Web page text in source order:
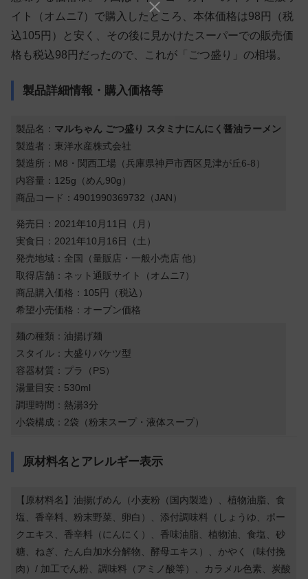
イト（オムニ7）で購入したところ、本体価格は98円（税
込105円）と安く、その後に見かけたスーパーでの販売価
格も税込98円だったので、これが「ごつ盛り」の相場。
製品詳細情報・購入価格等
製品名： マルちゃん ごつ盛り スタミナにんにく醤油ラーメン
製造者：東洋水産株式会社
製造所：M8・関西工場（兵庫県神戸市西区見津が丘6-8）
内容量：125g（めん90g）
商品コード：4901990369732（JAN）
発売日：2021年10月11日（月）
実食日：2021年10月16日（土）
発売地域：全国（量販店・一般小売店 他）
取得店舗：ネット通販サイト（オムニ7）
商品購入価格：105円（税込）
希望小売価格：オープン価格
麺の種類：油揚げ麺
スタイル：大盛りバケツ型
容器材質：プラ（PS）
湯量目安：530ml
調理時間：熱湯3分
小袋構成：2袋（粉末スープ・液体スープ）
原材料名とアレルギー表示
【原材料名】油揚げめん（小麦粉（国内製造）、植物油脂、食
塩、香辛料、粉末野菜、卵白）、添付調味料（しょうゆ、ポー
クエキス、香辛料（にんにく）、香味油脂、植物油、食塩、砂
糖、ねぎ、たん白加水分解物、酵母エキス）、かやく（味付挽
肉）/ 加工でん粉、調味料（アミノ酸等）、カラメル色素、炭酸